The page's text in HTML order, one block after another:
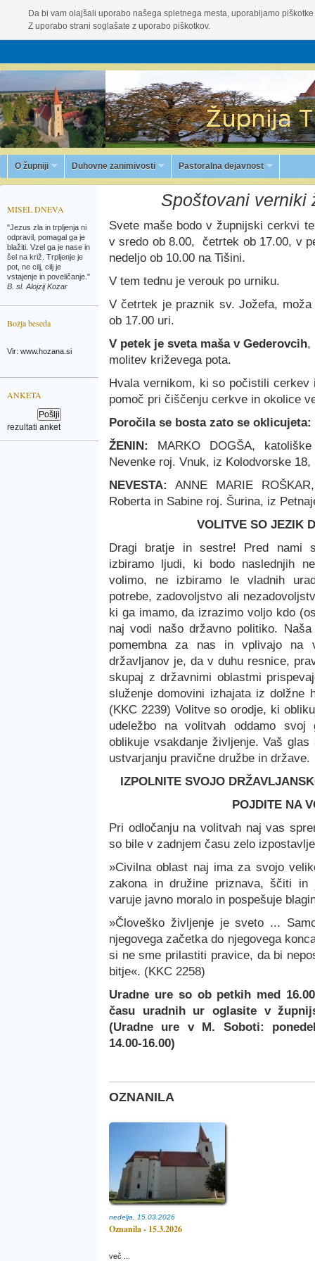
Da bi vam olajšali uporabo našega spletnega mesta, uporabljamo
Z uporabo strani soglašate z uporabo piškotkov.
O župniji Duhovne zanimivosti Pastoralna dejavnost
MISEL DNEVA
"Jezus zla in trpljenja ni
odpravil, pomagal ga je
blažiti. Vzel ga je nase in
šel na križ. Trpljenje je
pot, ne cilj, cilj je
vstajenje in poveličanje."
B. sl. Alojzij Kozar
Božja beseda
Vir: www.hozana.si
ANKETA
rezultati anket
Spoštovani verniki
Svete maše bodo v župnijski cerkvi
v sredo ob 8.00, četrtek ob 17.00, v
nedeljo ob 10.00 na Tišini.
V tem tednu je verouk po urniku.
V četrtek je praznik sv. Jožefa,
ob 17.00 uri.
V petek je sveta maša v Gederovcih,
molitev križevega pota.
Hvala vernikom, ki so počistili
pomoč pri čiščenju cerkve in okolice
Poročila se bosta zato se oklicujeta:
ŽENIN: MARKO DOGŠA,
Nevenke roj. Vnuk, iz Kolodvorske
NEVESTA: ANNE MARIE
Roberta in Sabine roj. Šurina, iz
VOLITVE SO JEZIK
Dragi bratje in sestre! Pred nami
izbiramo ljudi, ki bodo naslednjih
volimo, ne izbiramo le vladnih
potrebe, zadovoljstvo ali
ki ga imamo, da izrazimo voljo kdo
naj vodi našo državno politiko.
pomembna za nas in vplivajo na
državljanov je, da v duhu resnice,
skupaj z državnimi oblastmi
služenje domovini izhajata iz dolžne
(KKC 2239) Volitve so orodje, ki
udeležbo na volitvah oddamo
oblikuje vsakdanje življenje. Vaš
ustvarjanju pravične družbe in države.
IZPOLNITE SVOJO
POJDITE NA
Pri odločanju na volitvah naj vas
so bile v zadnjem času zelo
»Civilna oblast naj ima za svojo
zakona in družine priznava, ščiti in
varuje javno moralo in pospešuje
»Človeško življenje je sveto ...
njegovega začetka do njegovega
si ne sme prilastiti pravice, da bi
bitje«. (KKC 2258)
Uradne ure so ob petkih med
času uradnih ur oglasite v
(Uradne ure v M. Soboti:
14.00-16.00)
OZNANILA
nedelja, 15.03.2026
Oznanila - 15.3.2026
več ...